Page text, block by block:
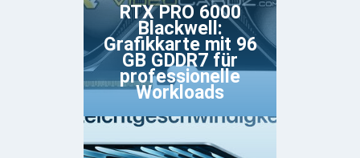
RTX PRO 6000
Blackwell:
Grafikkarte mit 96
GB GDDR7 für
professionelle
Workloads